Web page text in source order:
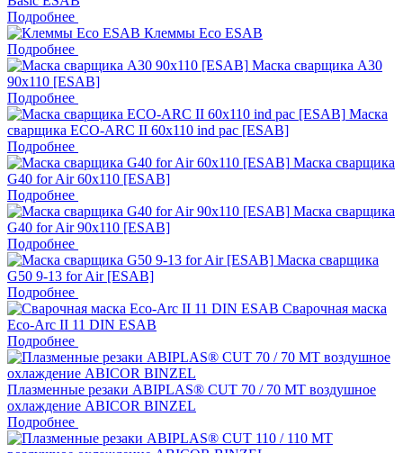
Подробнее
Клеммы Eco ESAB
Подробнее
Маска сварщика A30
90х110 [ESAB]
Подробнее
Маска
сварщика ECO-ARC II 60х110 ind pac [ESAB]
Подробнее
Маска сварщика
G40 for Air 60x110 [ESAB]
Подробнее
Маска сварщика
G40 for Air 90x110 [ESAB]
Подробнее
Маска сварщика
G50 9-13 for Air [ESAB]
Подробнее
Сварочная маска
Eco-Arc II 11 DIN ESAB
Подробнее
Плазменные резаки ABIPLAS® CUT 70 / 70 МТ воздушное
охлаждение ABICOR BINZEL
Подробнее